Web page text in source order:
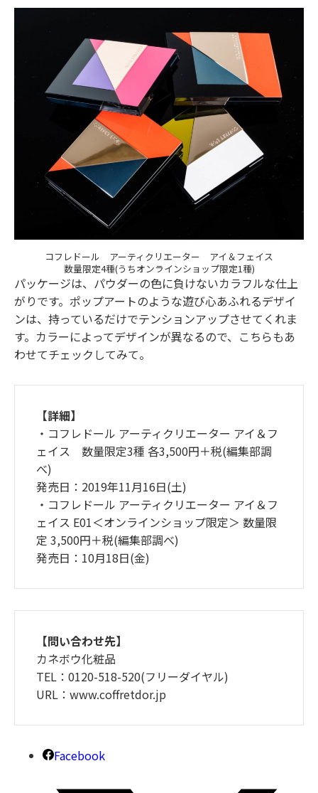
コフレドール アーティクリエーター アイ＆フェイス
数量限定4種(うちオンラインショップ限定1種)
パッケージは、パウダーの色に負けないカラフルな仕上
がりです。ポップアートのような遊び心あふれるデザイ
ンは、持っているだけでテンションアップさせてくれま
す。カラーによってデザインが異なるので、こちらもあ
わせてチェックしてみて。
【詳細】
・コフレドール アーティクリエーター アイ＆フ
ェイス 数量限定3種 各3,500円＋税(編集部調
べ)
発売日：2019年11月16日(土)
・コフレドール アーティクリエーター アイ＆フ
ェイス E01＜オンラインショップ限定＞ 数量限
定 3,500円＋税(編集部調べ)
発売日：10月18日(金)
【問い合わせ先】
カネボウ化粧品
TEL：0120-518-520(フリーダイヤル)
URL：www.coffretdor.jp
Facebook